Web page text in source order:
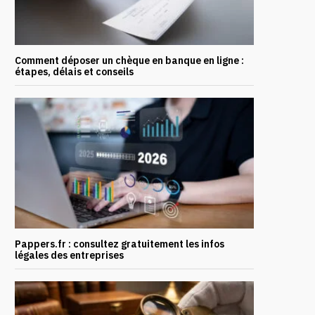
Comment déposer un chèque en banque en ligne :
étapes, délais et conseils
Pappers.fr : consultez gratuitement les infos
légales des entreprises